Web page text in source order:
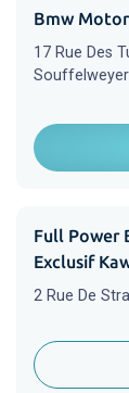
Bmw
17 Rue Des
Full Power
Exclusif
2 Rue De